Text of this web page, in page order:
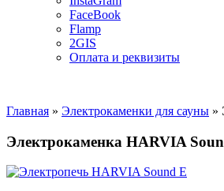
FaceBook
Flamp
2GIS
Оплата и реквизиты
Главная » Электрокаменки для сауны »
Электрокаменка HARVIA